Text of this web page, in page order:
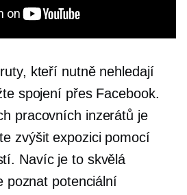
kteří nutně nehledají
spojení přes Facebook.
pracovních inzerátů je
zvýšit expozici pomocí
Navíc je to skvělá
poznat potenciální